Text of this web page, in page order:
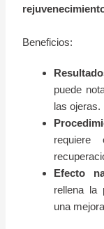
Beneficios:
puede
las ojeras.
Efecto
rellena la
una